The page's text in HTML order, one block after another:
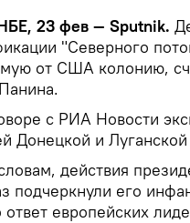
23 фев — Sputnik.
"Северного
от США колонию,
с РИА Новости
Донецкой и
действия
подчеркнули его
ответ европейских